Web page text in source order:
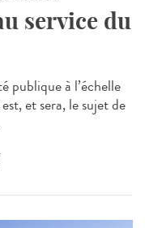
service du
publique à l’échelle
et sera, le sujet de